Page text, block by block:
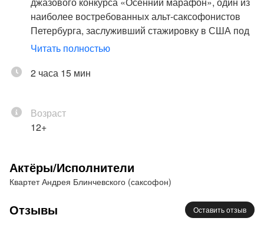
наиболее востребованных альт-саксофонистов
Петербурга, заслуживший стажировку в США под
руководством джазовых музыкантов-легенд Дэйва
разговор именитых петербургских и московских
профессионалов, у каждого из которых —
классики джаза и оригинальных композиций в этот
вечер поделятся:
Андрей Блинчевский - тенор-саксофон,
Читать полностью
2 часа 15 мин
Возраст
12+
Актёры/Исполнители
Квартет Андрея Блинчевского (саксофон)
Отзывы Оставить отзыв